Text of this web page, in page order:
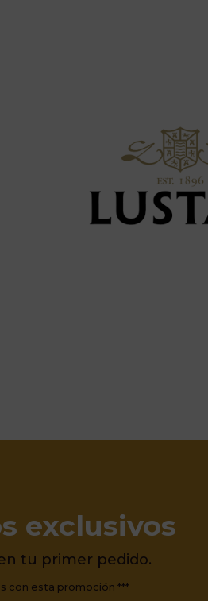
exclusivos
tu primer pedido.
con esta promoción ***